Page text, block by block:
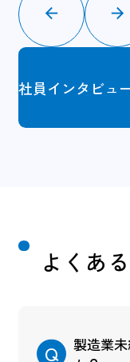
社員インタビュ
よくあ
製造業